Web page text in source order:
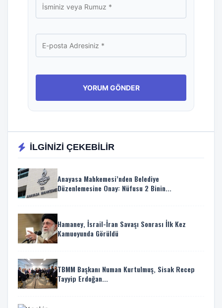
İLGİNİZİ ÇEKEBİLİR
Anayasa Mahkemesi’nden Belediye
Düzenlemesine Onay: Nüfusu 2 Binin...
Hamaney, İsrail-İran Savaşı Sonrası İlk Kez
Kamuoyunda Görüldü
TBMM Başkanı Numan Kurtulmuş, Sisak Recep
Tayyip Erdoğan...